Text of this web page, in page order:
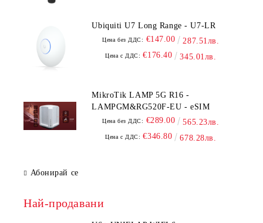
Ubiquiti U7 Long Range - U7-LR
Цена без ДДС: €147.00 287.51лв.
Цена с ДДС: €176.40 345.01лв.
MikroTik LAMP 5G R16 -
LAMPGM&RG520F-EU - eSIM
Цена без ДДС: €289.00 565.23лв.
Цена с ДДС: €346.80 678.28лв.
Абонирай се
Най-продавани